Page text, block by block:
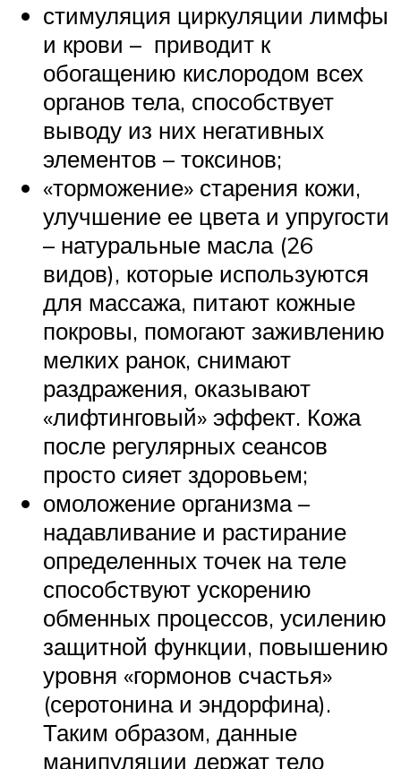
стимуляция циркуляции лимфы
и крови – приводит к
обогащению кислородом всех
органов тела, способствует
выводу из них негативных
элементов – токсинов;
«торможение» старения кожи,
улучшение ее цвета и упругости
– натуральные масла (26
видов), которые используются
для массажа, питают кожные
покровы, помогают заживлению
мелких ранок, снимают
раздражения, оказывают
«лифтинговый» эффект. Кожа
после регулярных сеансов
просто сияет здоровьем;
омоложение организма –
надавливание и растирание
определенных точек на теле
способствуют ускорению
обменных процессов, усилению
защитной функции, повышению
уровня «гормонов счастья»
(серотонина и эндорфина).
Таким образом, данные
манипуляции держат тело